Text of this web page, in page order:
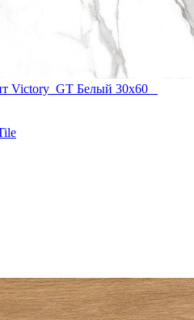
Victory_GT Белый 30x60 _